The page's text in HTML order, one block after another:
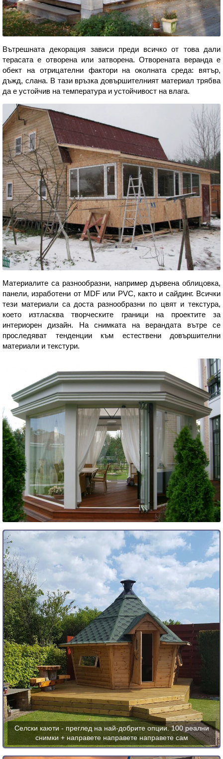
Вътрешната декорация зависи преди всичко от това дали
терасата е отворена или затворена. Отворената веранда е
обект на отрицателни фактори на околната среда: вятър,
дъжд, слана. В тази връзка довършителният материал трябва
да е устойчив на температура и устойчивост на влага.
Материалите са разнообразни, например дървена облицовка,
панели, изработени от MDF или PVC, както и сайдинг. Всички
тези материали са доста разнообразни по цвят и текстура,
което изтласква творческите граници на проектите за
интериорен дизайн. На снимката на верандата вътре се
проследяват тенденции към естествени довършителни
материали и текстури.
Селски каюти - преглед на най-добрите опции. 100 реални
снимки + направете направете направете сам